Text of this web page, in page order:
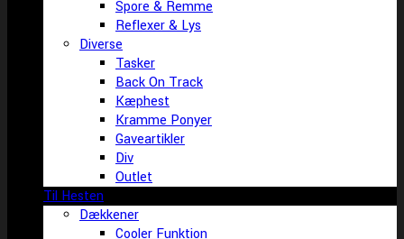
Spore & Remme
Reflexer & Lys
Diverse
Tasker
Back On Track
Kæphest
Kramme Ponyer
Gaveartikler
Div
Outlet
Til Hesten
Dækkener
Cooler Funktion